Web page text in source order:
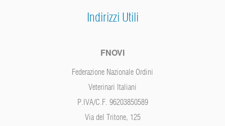
Indirizzi Utili
FNOVI
Federazione Nazionale Ordini
Veterinari Italiani
P.IVA/C.F. 96203850589
Via del Tritone, 125